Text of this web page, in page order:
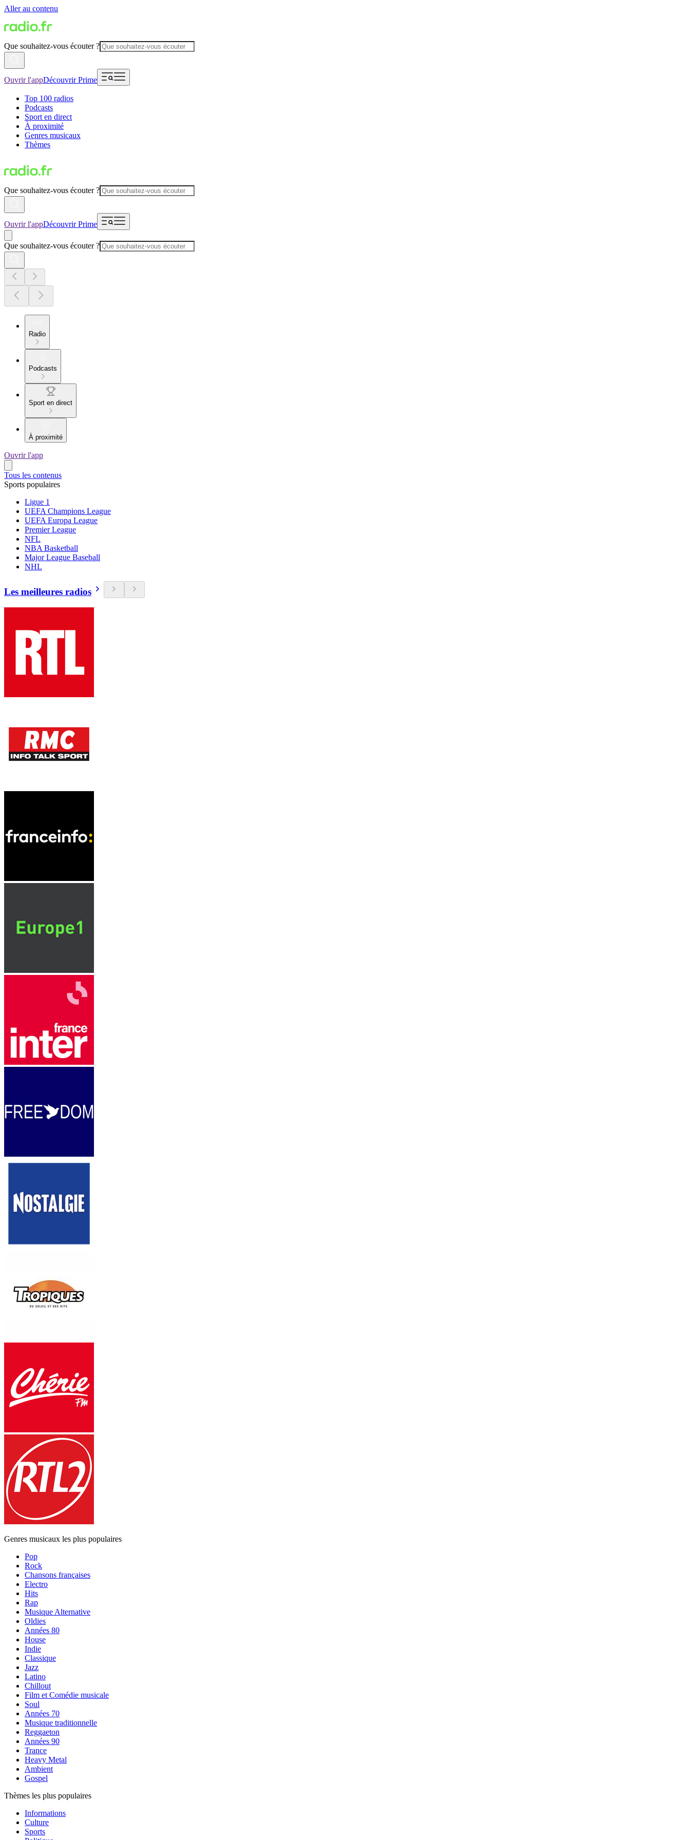
Aller au contenu
Que souhaitez-vous écouter ?
Ouvrir l'appDécouvrir Prime
Top 100 radios
Podcasts
Sport en direct
À proximité
Genres musicaux
Thèmes
Que souhaitez-vous écouter ?
Ouvrir l'appDécouvrir Prime
Que souhaitez-vous écouter ?
Radio
Podcasts
Sport en direct
À proximité
Ouvrir l'app
Tous les contenus
Sports populaires
Ligue 1
UEFA Champions League
UEFA Europa League
Premier League
NFL
NBA Basketball
Major League Baseball
NHL
Les meilleures radios
Genres musicaux les plus populaires
Pop
Rock
Chansons françaises
Electro
Hits
Rap
Musique Alternative
Oldies
Années 80
House
Indie
Classique
Jazz
Latino
Chillout
Film et Comédie musicale
Soul
Années 70
Musique traditionnelle
Reggaeton
Années 90
Trance
Heavy Metal
Ambient
Gospel
Thèmes les plus populaires
Informations
Culture
Sports